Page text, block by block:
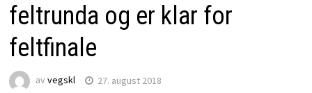
feltrunda og er klar for
feltfinale
avvegskl 27. august 2018